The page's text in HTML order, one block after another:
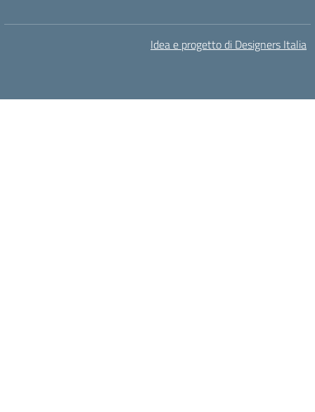
Idea e progetto di Designers Italia